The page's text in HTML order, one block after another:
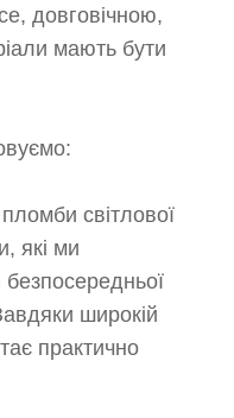
довговічною,
мають бути
світлової
які ми
широкій
практично